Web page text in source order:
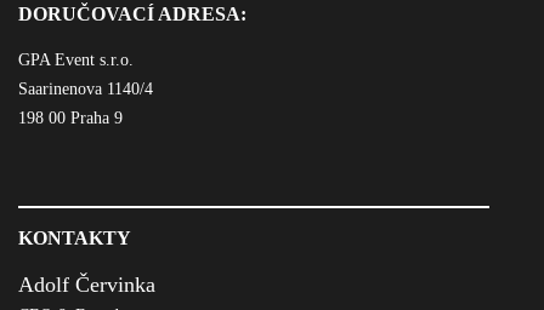
DORUČOVACÍ ADRESA:
GPA Event s.r.o.
Saarinenova 1140/4
198 00 Praha 9
KONTAKTY
Adolf Červinka